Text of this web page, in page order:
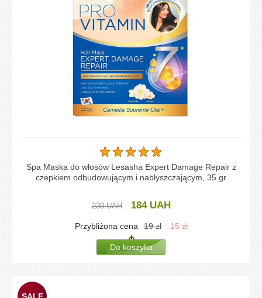
Spa Maska do włosów Lesasha Expert Damage Repair z
czepkiem odbudowującym i nabłyszczającym, 35 gr
230UAH 184 UAH
Przybliżona cena 19zł 15 zł